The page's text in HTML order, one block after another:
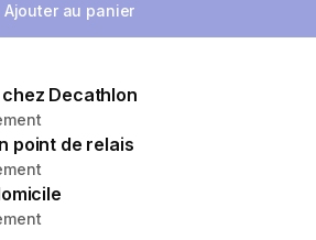
Ajouter au panier
Decathlon
point de relais